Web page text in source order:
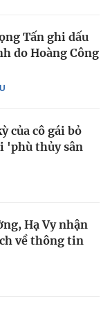
Tấn ghi dấu
do Hoàng Công
của cô gái bỏ
'phù thủy sân
Hạ Vy nhận
về thông tin